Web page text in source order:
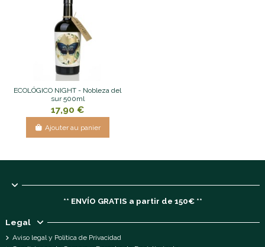
ECOLÓGICO NIGHT - Nobleza del
sur 500ml
17,90 €
Ajouter au panier
** ENVÍO GRATIS a partir de 150€ **
Legal
Aviso legal y Política de Privacidad